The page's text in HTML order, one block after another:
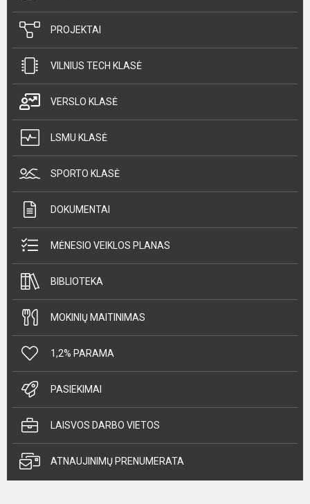
PROJEKTAI
VILNIUS TECH KLASĖ
VERSLO KLASĖ
LSMU KLASĖ
SPORTO KLASĖ
DOKUMENTAI
MĖNESIO VEIKLOS PLANAS
BIBLIOTEKA
MOKINIŲ MAITINIMAS
1,2% PARAMA
PASIEKIMAI
LAISVOS DARBO VIETOS
ATNAUJINIMŲ PRENUMERATA